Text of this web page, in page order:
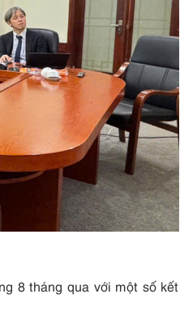
8 tháng qua với một số kết